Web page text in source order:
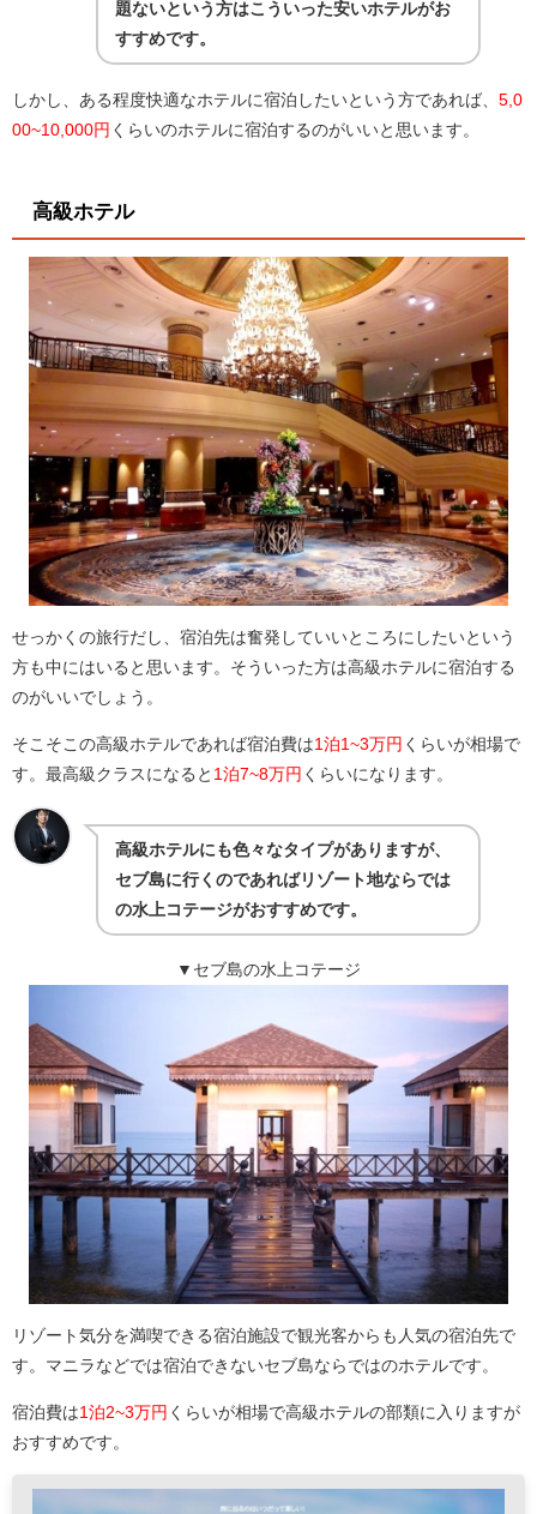
題ないという方はこういった安いホテルがお
すすめです。
しかし、ある程度快適なホテルに宿泊したいという方であれば、 5,0
00~10,000円 くらいのホテルに宿泊するのがいいと思います。
高級ホテル
せっかくの旅行だし、宿泊先は奮発していいところにしたいという
方も中にはいると思います。そういった方は高級ホテルに宿泊する
のがいいでしょう。
そこそこの高級ホテルであれば宿泊費は1泊1~3万円 くらいが相場で
す。最高級クラスになると 1泊7~8万円 くらいになります。
高級ホテルにも色々なタイプがありますが、
セブ島に行くのであればリゾート地ならでは
の水上コテージがおすすめです。
▼セブ島の水上コテージ
リゾート気分を満喫できる宿泊施設で観光客からも人気の宿泊先で
す。マニラなどでは宿泊できないセブ島ならではのホテルです。
宿泊費は1泊2~3万円 くらいが相場で高級ホテルの部類に入りますが
おすすめです。